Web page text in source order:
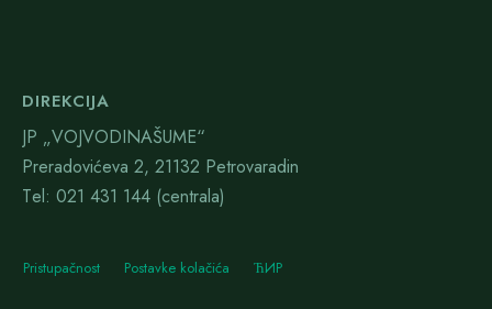
DIREKCIJA
JP „VOJVODINAŠUME“
Preradovićeva 2, 21132 Petrovaradin
Тel: 021 431 144 (centrala)
Pristupačnost Postavke kolačića ЋИР